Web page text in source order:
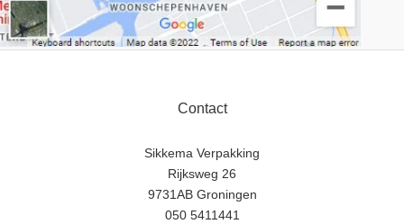
Contact
Sikkema Verpakking
Rijksweg 26
9731AB Groningen
050 5411441